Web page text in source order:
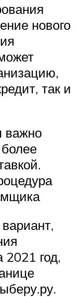
нового
так и
важно
2021 год,